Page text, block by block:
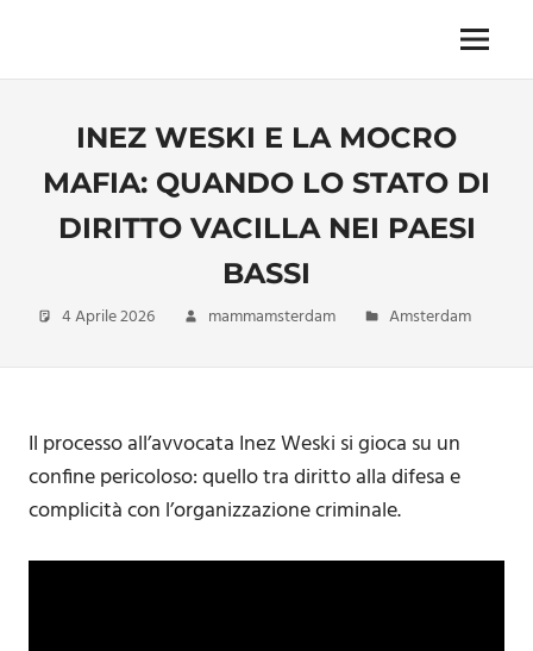
content
imprescindibile,
inevitabile
da
anche
monodose
nuova
Menu
INEZ WESKI E LA MOCRO
MAFIA: QUANDO LO STATO DI
DIRITTO VACILLA NEI PAESI
BASSI
4 Aprile 2026 mammamsterdam Amsterdam
Il processo all’avvocata Inez Weski si gioca su un
confine pericoloso: quello tra diritto alla difesa e
complicità con l’organizzazione criminale.